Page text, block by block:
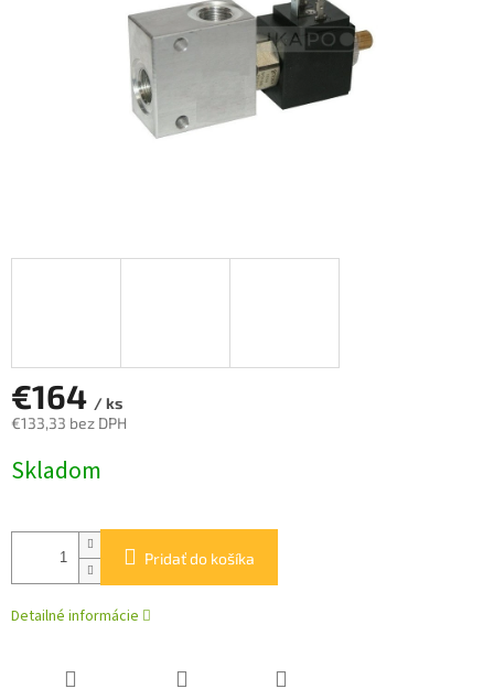
€164 / ks
€133,33 bez DPH
cena:
Skladom
Pridať do košíka
Detailné informácie